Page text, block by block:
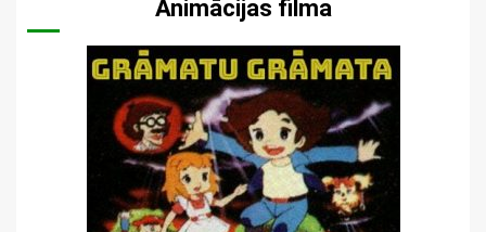
Animācijas filma